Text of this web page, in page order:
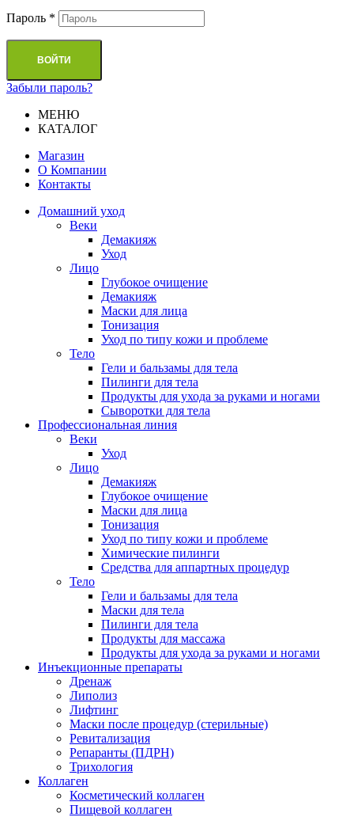
Пароль *
ВОЙТИ
Забыли пароль?
МЕНЮ
КАТАЛОГ
Магазин
О Компании
Контакты
Домашний уход
Веки
Демакияж
Уход
Лицо
Глубокое очищение
Демакияж
Маски для лица
Тонизация
Уход по типу кожи и проблеме
Тело
Гели и бальзамы для тела
Пилинги для тела
Продукты для ухода за руками и ногами
Сыворотки для тела
Профессиональная линия
Веки
Уход
Лицо
Демакияж
Глубокое очищение
Маски для лица
Тонизация
Уход по типу кожи и проблеме
Химические пилинги
Средства для аппартных процедур
Тело
Гели и бальзамы для тела
Маски для тела
Пилинги для тела
Продукты для массажа
Продукты для ухода за руками и ногами
Инъекционные препараты
Дренаж
Липолиз
Лифтинг
Маски после процедур (стерильные)
Ревитализация
Репаранты (ПДРН)
Трихология
Коллаген
Косметический коллаген
Пищевой коллаген